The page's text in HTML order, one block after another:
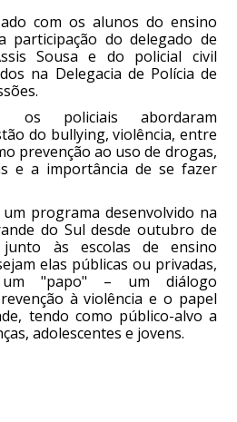
com os alunos do ensino
participação do delegado de
Sousa e do policial civil
na Delegacia de Polícia de
policiais abordaram
do bullying, violência, entre
prevenção ao uso de drogas,
e a importância de se fazer
programa desenvolvido na
do Sul desde outubro de
às escolas de ensino
elas públicas ou privadas,
"papo" – um diálogo
à violência e o papel
tendo como público-alvo a
adolescentes e jovens.